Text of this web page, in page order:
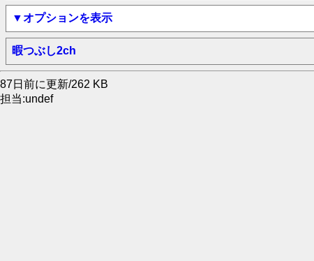
▼オプションを表示
暇つぶし2ch
87日前に更新/262 KB
担当:undef